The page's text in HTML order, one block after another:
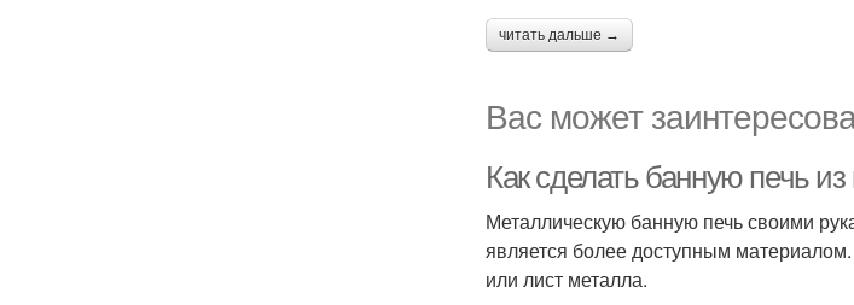
читать дальше →
Вас может
Как сделать банную печь
Металлическую банную печь своими
является более доступным
или лист металла.